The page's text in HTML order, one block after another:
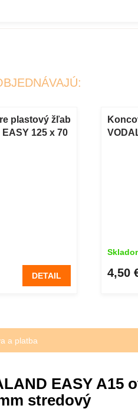
plastový žľab
125 x 70
DETAIL 4,50
a platba
EASY A15
stredový